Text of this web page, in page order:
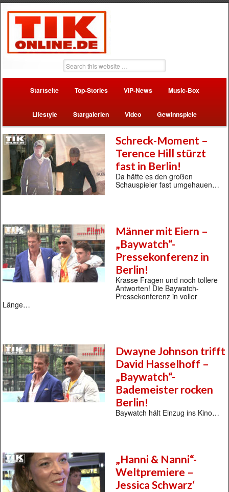
Startseite Top-Stories VIP-News Music-Box
Lifestyle Stargalerien Video Gewinnspiele
Schreck-Moment –
Terence Hill stürzt
fast in Berlin!
Da hätte es den großen
Schauspieler fast umgehauen…
Männer mit Eiern –
„Baywatch“-
Pressekonferenz in
Berlin!
Krasse Fragen und noch tollere
Antworten! Die Baywatch-
Pressekonferenz in voller
Länge…
Dwayne Johnson trifft
David Hasselhoff –
„Baywatch“-
Bademeister rocken
Berlin!
Baywatch hält Einzug ins Kino…
„Hanni & Nanni“-
Weltpremiere –
Jessica Schwarz‘